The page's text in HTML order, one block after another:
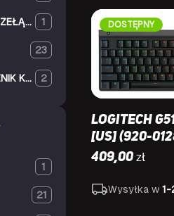
MECHA-MEMBRANA PRZEŁĄCZNIK KLUCZA 1
23
OPTYCZNY PRZEŁĄCZNIK KLUCZYKOWY 2
1
21
DOSTĘPNY
Logitech
[US] (920-
409,00 zł
Wysyłka w 1-